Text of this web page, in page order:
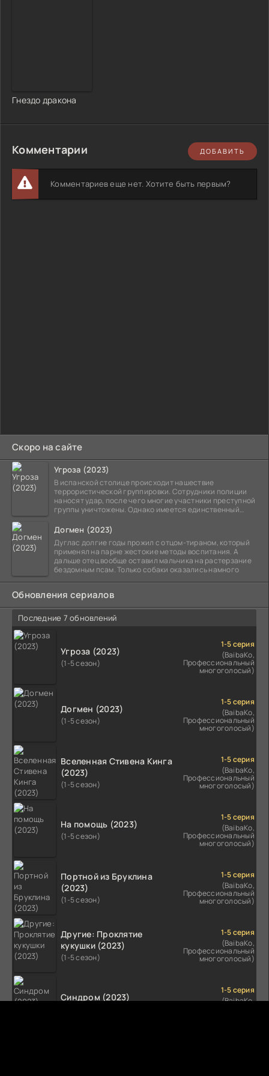
Скоро на сайте
Угроза (2023)
В испанской столице происходит нашествие
террористической группировки. Сотрудники полиции
наносят удар, после чего многие участники преступной
группы уничтожены. Однако имеется единственный
Догмен (2023)
Дуглас долгие годы прожил с отцом-тираном, который
применял на парне жестокие методы воспитания. А
дальше отец вообще оставил мальчика на растерзание
бездомным псам. Только собаки оказались намного
Обновления сериалов
Последние 7 обновлений
Угроза (2023)
(1-5 сезон)
1-5 серия
(BaibaKo,
Профессиональный
многоголосый)
Догмен (2023)
(1-5 сезон)
1-5 серия
(BaibaKo,
Профессиональный
многоголосый)
Вселенная Стивена Кинга
(2023)
(1-5 сезон)
1-5 серия
(BaibaKo,
Профессиональный
многоголосый)
На помощь (2023)
(1-5 сезон)
1-5 серия
(BaibaKo,
Профессиональный
многоголосый)
Портной из Бруклина
(2023)
(1-5 сезон)
1-5 серия
(BaibaKo,
Профессиональный
многоголосый)
Другие: Проклятие
кукушки (2023)
(1-5 сезон)
1-5 серия
(BaibaKo,
Профессиональный
многоголосый)
Синдром (2023)
1-5 серия
(BaibaKo,
Гнездо дракона
Комментарии ДОБАВИТЬ
Комментариев еще нет. Хотите быть первым?